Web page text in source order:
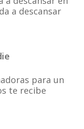
a descansar
para un
te recibe